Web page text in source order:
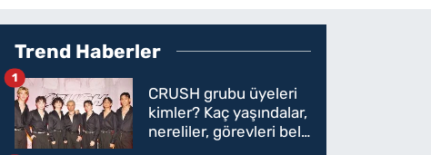
Trend Haberler
CRUSH grubu üyeleri
kimler? Kaç yaşındalar,
nereliler, görevleri belli
1